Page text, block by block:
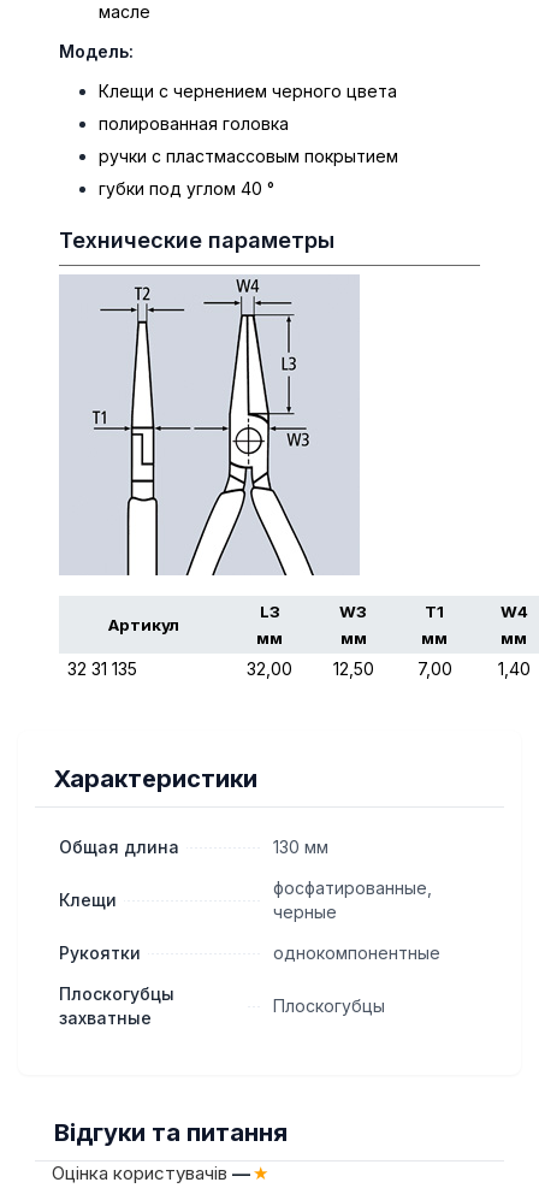
масле
Модель:
Клещи с чернением черного цвета
полированная головка
ручки с пластмассовым покрытием
губки под углом40 °
Технические параметры
Артикул
L3
мм
W3
мм
T1
мм
W4
мм
32 31 135 32,00 12,50 7,00 1,40
Характеристики
Общая длина 130 мм
Клещи
фосфатированные,
черные
Рукоятки
однокомпонентные
Плоскогубцы
захватные
Плоскогубцы
Відгуки та питання
Оцінка користувачів —★